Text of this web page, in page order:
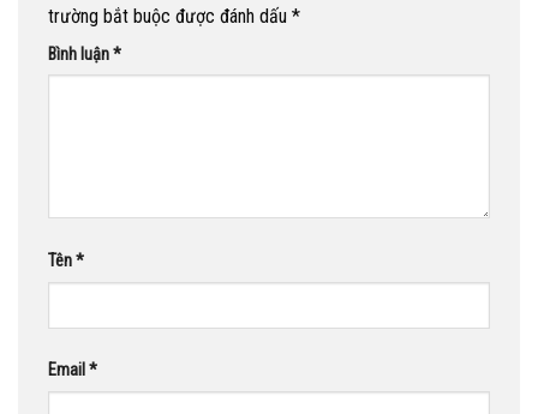
trường bắt buộc được đánh dấu *
Bình luận*
Tên*
Email *